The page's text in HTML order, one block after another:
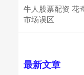
牛人股票配资 花
市场误区
最新文章